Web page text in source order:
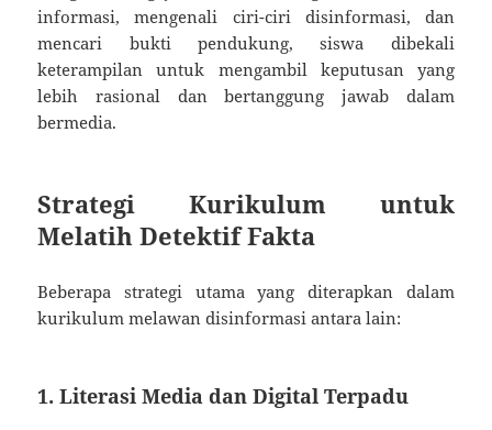
informasi, mengenali ciri-ciri disinformasi, dan
mencari bukti pendukung, siswa dibekali
keterampilan untuk mengambil keputusan yang
lebih rasional dan bertanggung jawab dalam
bermedia.
Strategi Kurikulum untuk
Melatih Detektif Fakta
Beberapa strategi utama yang diterapkan dalam
kurikulum melawan disinformasi antara lain:
1. Literasi Media dan Digital Terpadu